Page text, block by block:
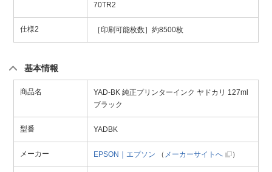
70TR2
仕様2 ［印刷可能枚数］約8500枚
基本情報
商品名
YAD-BK 純正プリンターインク ヤドカリ 127ml
ブラック
型番 YADBK
メーカー EPSON｜エプソン （ メーカーサイトへ ）